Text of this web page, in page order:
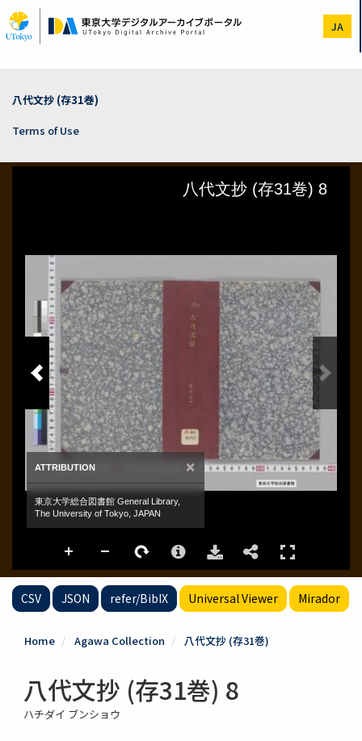
to
main
JA
八代文抄 (存31巻)
Terms of Use
CSV JSON refer/BibIX Universal Viewer Mirador
Home Agawa Collection 八代文抄 (存31巻)
八代文抄 (存31巻) 8
ハチダイ ブンショウ